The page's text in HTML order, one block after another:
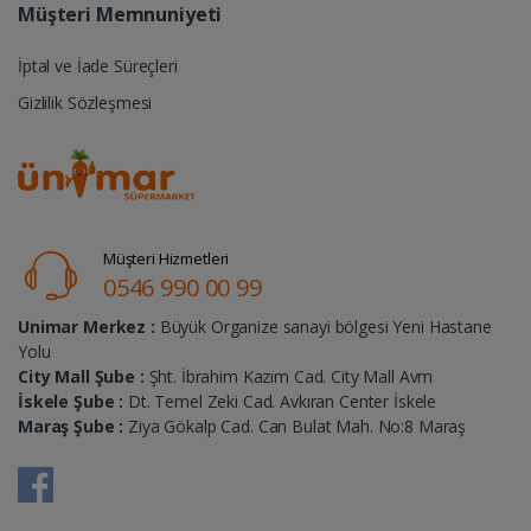
Müşteri Memnuniyeti
İptal ve İade Süreçleri
Gizlilik Sözleşmesi
Müşteri Hizmetleri
0546 990 00 99
Unimar Merkez : Büyük Organize sanayi bölgesi Yeni Hastane
Yolu
City Mall Şube : Şht. İbrahim Kazım Cad. City Mall Avm
İskele Şube : Dt. Temel Zeki Cad. Avkıran Center İskele
Maraş Şube : Ziya Gökalp Cad. Can Bulat Mah. No:8 Maraş